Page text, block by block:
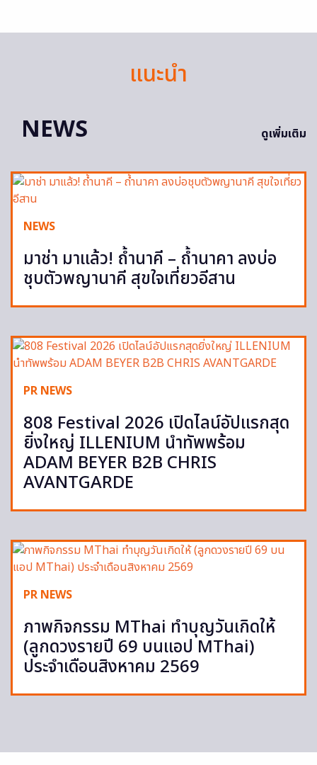
แนะนำ
NEWS
ดูเพิ่มเติม
NEWS
มาช่า มาแล้ว! ถ้ำนาคี – ถ้ำนาคา ลงบ่อ
ชุบตัวพญานาคี สุขใจเที่ยวอีสาน
PR NEWS
808 Festival 2026 เปิดไลน์อัปแรกสุด
ยิ่งใหญ่ ILLENIUM นำทัพพร้อม
ADAM BEYER B2B CHRIS
AVANTGARDE
PR NEWS
ภาพกิจกรรม MThai ทำบุญวันเกิดให้
(ลูกดวงรายปี 69 บนแอป MThai)
ประจำเดือนสิงหาคม 2569